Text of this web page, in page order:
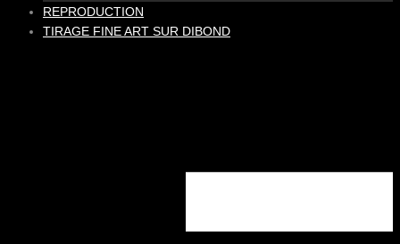
REPRODUCTION
TIRAGE FINE ART SUR DIBOND